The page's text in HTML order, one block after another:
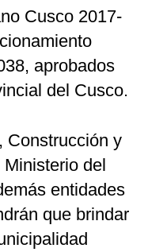
Cusco 2017-
aprobados
del Cusco.
Construcción y
del
entidades
que brindar